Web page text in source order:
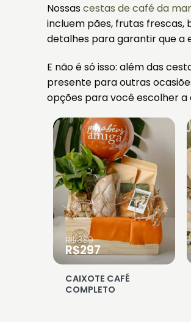
Nossascestas de café da
incluem pães, frutas frescas,
detalhes para garantir que a
E não é só isso: além das
presente para outras
opções para você escolher
CAIXOTE CAFÉ
COMPLETO
R$330
O
preço
original
era:
R$330.
R$297O
preço
atual
é:
R$297.